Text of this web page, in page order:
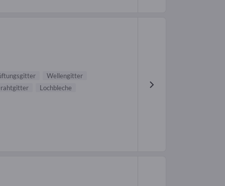
Wellengitter
Lochbleche